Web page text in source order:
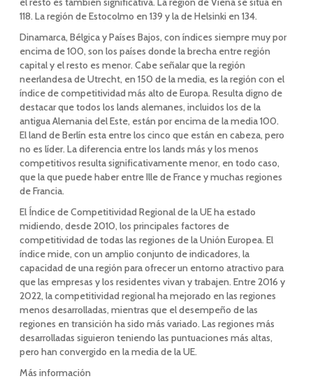
118. La región de Estocolmo en 139 y la de Helsinki en 134.
Dinamarca, Bélgica y Países Bajos, con índices siempre muy por
encima de 100, son los países donde la brecha entre región
capital y el resto es menor. Cabe señalar que la región
neerlandesa de Utrecht, en 150 de la media, es la región con el
índice de competitividad más alto de Europa. Resulta digno de
destacar que todos los lands alemanes, incluidos los de la
antigua Alemania del Este, están por encima de la media 100.
El land de Berlín esta entre los cinco que están en cabeza, pero
no es líder. La diferencia entre los lands más y los menos
competitivos resulta significativamente menor, en todo caso,
que la que puede haber entre Ille de France y muchas regiones
de Francia.
El Índice de Competitividad Regional de la UE ha estado
midiendo, desde 2010, los principales factores de
competitividad de todas las regiones de la Unión Europea. El
índice mide, con un amplio conjunto de indicadores, la
capacidad de una región para ofrecer un entorno atractivo para
que las empresas y los residentes vivan y trabajen. Entre 2016 y
2022, la competitividad regional ha mejorado en las regiones
menos desarrolladas, mientras que el desempeño de las
regiones en transición ha sido más variado. Las regiones más
desarrolladas siguieron teniendo las puntuaciones más altas,
pero han convergido en la media de la UE.
Más información